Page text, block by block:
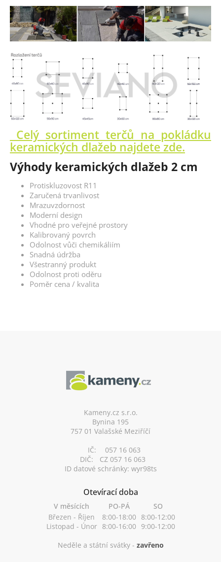
Celý sortiment terčů na pokládku
keramických dlažeb najdete zde.
Výhody keramických dlažeb 2 cm
Protiskluzovost R11
Zaručená trvanlivost
Mrazuvzdornost
Moderní design
Vhodné pro veřejné prostory
Kalibrovaný povrch
Odolnost vůči chemikáliím
Snadná údržba
Všestranný produkt
Odolnost proti oděru
Poměr cena / kvalita
Kameny.cz s.r.o.
Bynina 195
757 01 Valašské Meziříčí
IČ:
057 16 063
DIČ:
CZ 057 16 063
ID datové schránky: wyr98ts
Otevírací doba
V měsících PO-PÁ
SO
Březen - Říjen
8:00-18:00 8:00-12:00
Listopad - Únor 8:00-16:00 9:00-12:00
Neděle a státní svátky - zavřeno